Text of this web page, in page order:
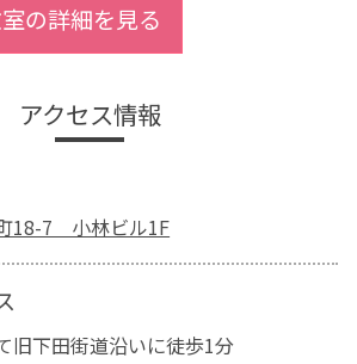
の詳細を見る
アクセス情報
18-7 小林ビル1F
旧下田街道沿いに徒歩1分